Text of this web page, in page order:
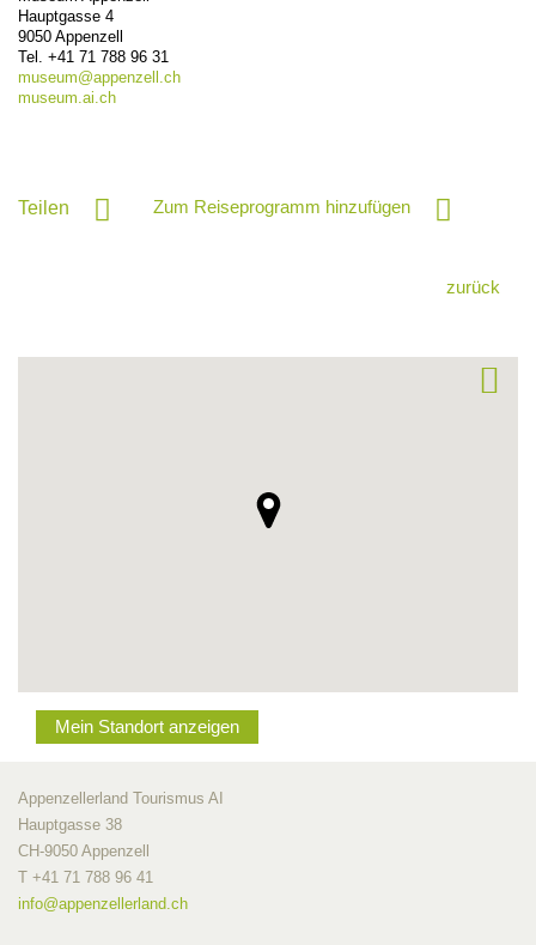
Hauptgasse 4
9050 Appenzell
Tel. +41 71 788 96 31
museum@appenzell.ch
museum.ai.ch
Teilen Zum Reiseprogramm hinzufügen
zurück
Mein Standort anzeigen
Appenzellerland Tourismus AI
Hauptgasse 38
CH-9050 Appenzell
T +41 71 788 96 41
info@appenzellerland.ch